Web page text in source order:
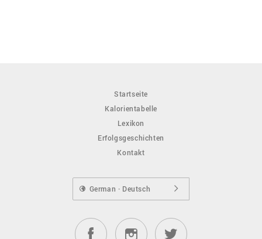
Startseite
Kalorientabelle
Lexikon
Erfolgsgeschichten
Kontakt
German · Deutsch